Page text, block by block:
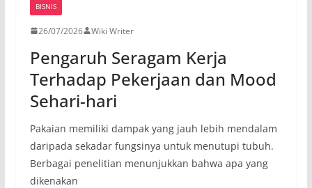
BISNIS
26/07/2026 Wiki Writer
Pengaruh Seragam Kerja
Terhadap Pekerjaan dan Mood
Sehari-hari
Pakaian memiliki dampak yang jauh lebih mendalam
daripada sekadar fungsinya untuk menutupi tubuh.
Berbagai penelitian menunjukkan bahwa apa yang
dikenakan